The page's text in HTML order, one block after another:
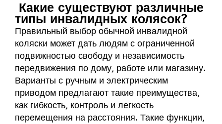
Какие существуют различные
типы инвалидных колясок?
Правильный выбор обычной инвалидной
коляски может дать людям с ограниченной
подвижностью свободу и независимость
передвижения по дому, работе или магазину.
Варианты с ручным и электрическим
приводом предлагают такие преимущества,
как гибкость, контроль и легкость
перемещения на расстояния. Такие функции,